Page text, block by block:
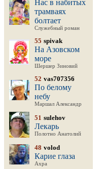
Нас в набитых
трамваях
болтает
Служебный роман
55 spivak
На Азовском
море
Шершер Зиновий
52 vas707356
По белому
небу
Маршал Александр
51 sulehov
Лекарь
Полотно Анатолий
48 volod
Карие глаза
Ахра